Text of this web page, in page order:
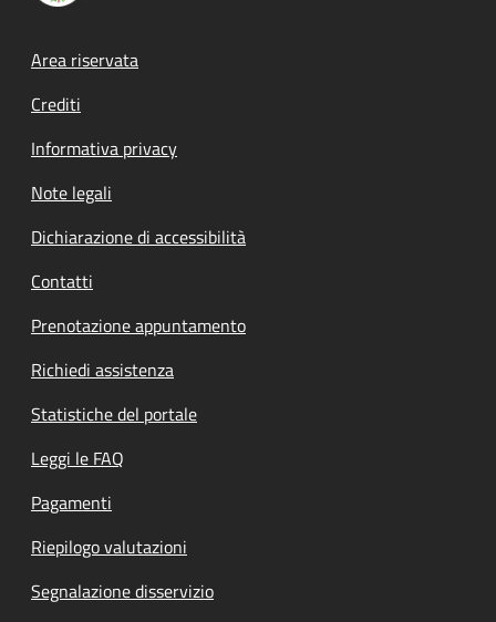
Footer menu
Area riservata
Crediti
Informativa privacy
Note legali
Dichiarazione di accessibilità
Contatti
Prenotazione appuntamento
Richiedi assistenza
Statistiche del portale
Leggi le FAQ
Pagamenti
Riepilogo valutazioni
Segnalazione disservizio